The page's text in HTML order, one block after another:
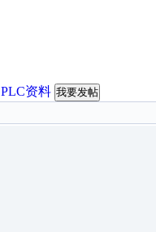
PLC资料 我要发帖